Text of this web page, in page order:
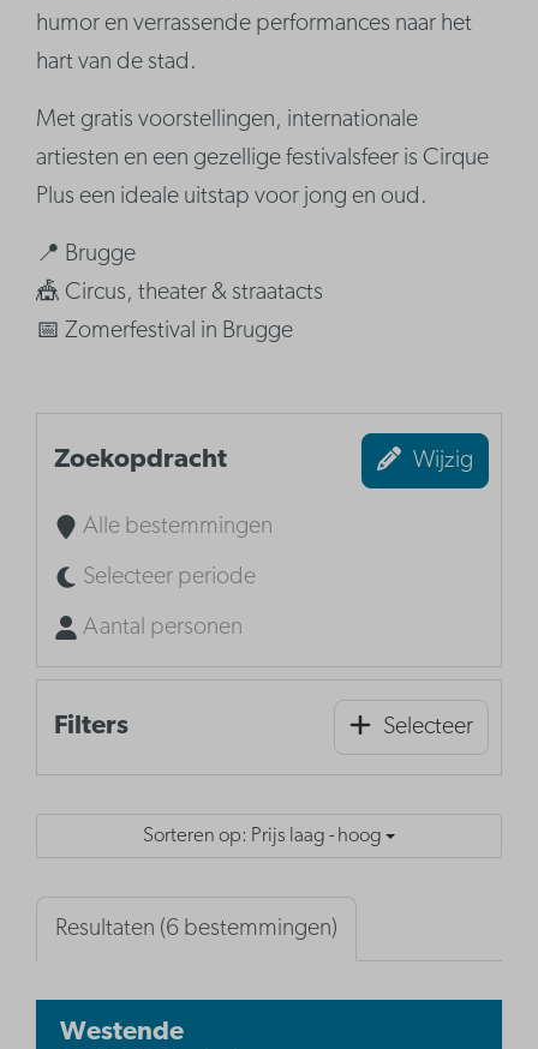
humor en verrassende performances naar het
hart van de stad.
Met gratis voorstellingen, internationale
artiesten en een gezellige festivalsfeer is Cirque
Plus een ideale uitstap voor jong en oud.
📍 Brugge
🎪 Circus, theater & straatacts
📅 Zomerfestival in Brugge
Zoekopdracht Wijzig
Alle bestemmingen
Selecteer periode
Aantal personen
Filters Selecteer
Sorteren op: Prijs laag - hoog
Resultaten (6 bestemmingen)
Westende